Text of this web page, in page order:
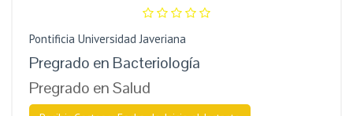
Pontificia Universidad Javeriana
Pregrado en Bacteriología
Pregrado en Salud